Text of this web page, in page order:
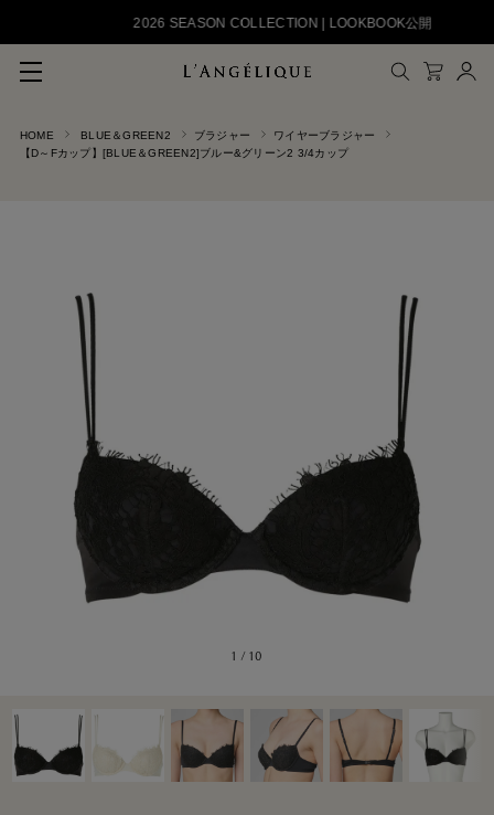
2026 SEASON COLLECTION | LOOKBOOK公開
メルマガ登録
HOME BLUE＆GREEN2 ブラジャー
ワイヤーブラジャー
【D～Fカップ】[BLUE＆GREEN2]ブルー&グリーン2 3/4カップ
1 /10